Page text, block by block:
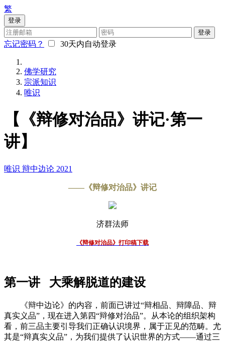
繁
登录
登录
忘记密码？ 30天内自动登录
佛学研究
宗派知识
唯识
【《辩修对治品》讲记·第一
讲】
唯识 辩中边论 2021
——《辩修对治品》讲记
济群法师
《辩修对治品》打印稿下载
第一讲 大乘解脱道的建设
《辩中边论》的内容，前面已讲过“辩相品、辩障品、辩
真实义品”，现在进入第四“辩修对治品”。从本论的组织架构
看，前三品主要引导我们正确认识境界，属于正见的范畴。尤
其是“辩真实义品”，为我们提供了认识世界的方式——通过三